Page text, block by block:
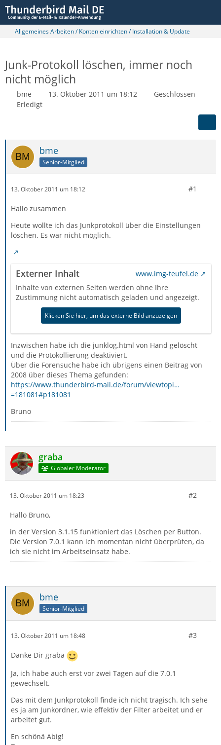
Allgemeines Arbeiten / Konten einrichten / Installation & Update
Junk-Protokoll löschen, immer noch
nicht möglich
bme 13. Oktober 2011 um 18:12
Geschlossen
Erledigt
bme
Senior-Mitglied
13. Oktober 2011 um 18:12 #1
Hallo zusammen
Heute wollte ich das Junkprotokoll über die Einstellungen
löschen. Es war nicht möglich.
Externer Inhalt
www.img-teufel.de
Inhalte von externen Seiten werden ohne Ihre
Zustimmung nicht automatisch geladen und angezeigt.
Klicken Sie hier, um das externe Bild anzuzeigen
Inzwischen habe ich die junklog.html von Hand gelöscht
und die Protokollierung deaktiviert.
Über die Forensuche habe ich übrigens einen Beitrag von
2008 über dieses Thema gefunden:
https://www.thunderbird-mail.de/forum/viewtopi…
=181081#p181081
Bruno
graba
Globaler Moderator
13. Oktober 2011 um 18:23 #2
Hallo Bruno,
in der Version 3.1.15 funktioniert das Löschen per Button.
Die Version 7.0.1 kann ich momentan nicht überprüfen, da
ich sie nicht im Arbeitseinsatz habe.
bme
Senior-Mitglied
13. Oktober 2011 um 18:48 #3
Danke Dir graba
Ja, ich habe auch erst vor zwei Tagen auf die 7.0.1
gewechselt.
Das mit dem Junkprotokoll finde ich nicht tragisch. Ich sehe
es ja am Junkordner, wie effektiv der Filter arbeitet und er
arbeitet gut.
En schönä Abig!